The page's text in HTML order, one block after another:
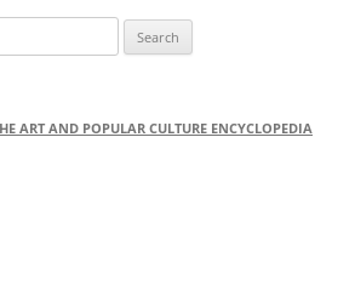
ART AND POPULAR CULTURE ENCYCLOPEDIA